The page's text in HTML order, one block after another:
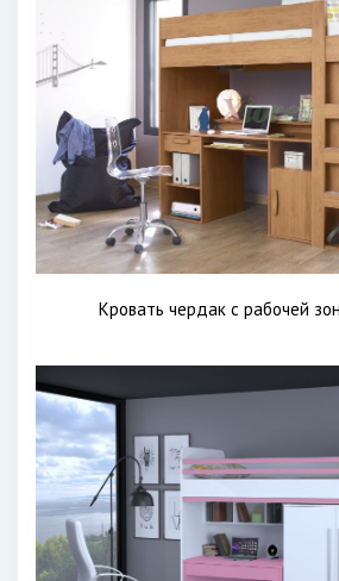
Кровать чердак с рабочей